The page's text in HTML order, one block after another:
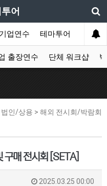
어
업연수 테마투어 데이투
출장연수 단체 워크샵
법인/상용 > 해외 전시회/박람회
구매 전시회 [SETA]
2025.03.25 00:00